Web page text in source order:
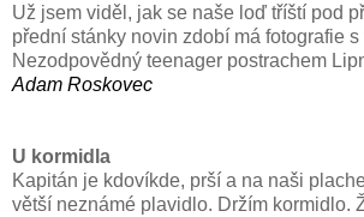
Už jsem viděl, jak se naše loď tříští pod
přední stánky novin zdobí má fotografie s
Nezodpovědný teenager postrachem
Adam Roskovec
U kormidla
Kapitán je kdovíkde, prší a na naši
větší neznámé plavidlo. Držím kormidlo.